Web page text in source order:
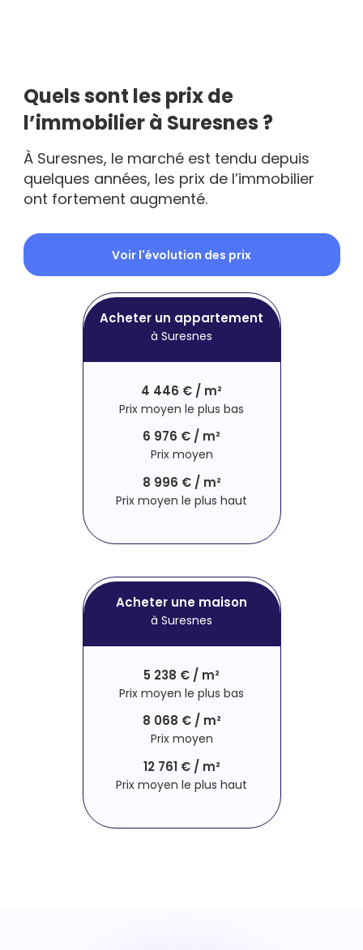
Quels sont les prix de
l’immobilier à Suresnes ?
À Suresnes, le marché est tendu depuis
quelques années, les prix de l’immobilier
ont fortement augmenté.
Voir l'évolution des prix
Acheter un appartement
à Suresnes
4 446 € / m²
Prix moyen le plus bas
6 976 € / m²
Prix moyen
8 996 € / m²
Prix moyen le plus haut
Acheter une maison
à Suresnes
5 238 € / m²
Prix moyen le plus bas
8 068 € / m²
Prix moyen
12 761 € / m²
Prix moyen le plus haut